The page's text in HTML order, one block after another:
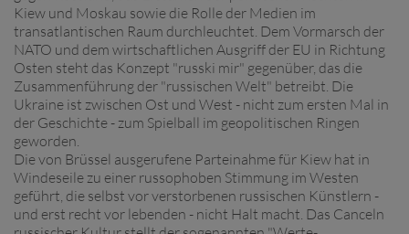
Kiew und Moskau sowie die Rolle der Medien im
transatlantischen Raum durchleuchtet. Dem Vormarsch der
NATO und dem wirtschaftlichen Ausgriff der EU in Richtung
Osten steht das Konzept "russki mir" gegenüber, das die
Zusammenführung der "russischen Welt" betreibt. Die
Ukraine ist zwischen Ost und West - nicht zum ersten Mal in
der Geschichte - zum Spielball im geopolitischen Ringen
geworden.
Die von Brüssel ausgerufene Parteinahme für Kiew hat in
Windeseile zu einer russophoben Stimmung im Westen
geführt, die selbst vor verstorbenen russischen Künstlern -
und erst recht vor lebenden - nicht Halt macht. Das Canceln